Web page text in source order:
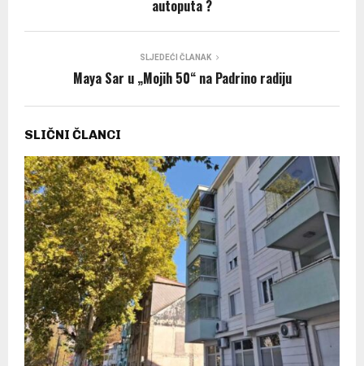
autoputa ?
SLJEDEĆI ČLANAK
Maya Sar u „Mojih 50“ na Padrino radiju
SLIČNI ČLANCI